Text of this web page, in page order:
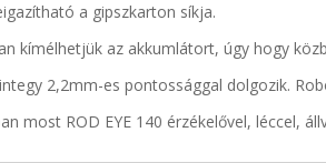
a gipszkarton síkja.
kímélhetjük az akkumlátort, úgy hogy
2,2mm-es pontossággal dolgozik.
most ROD EYE 140 érzékelővel, léccel,